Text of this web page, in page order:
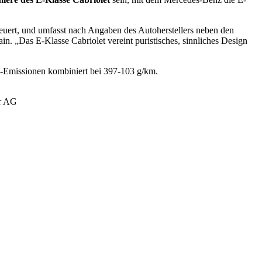
und umfasst nach Angaben des Autoherstellers neben den
„Das E‑Klasse Cabriolet vereint puristisches, sinnliches Design
kombiniert bei 397‑103 g/km.
AG